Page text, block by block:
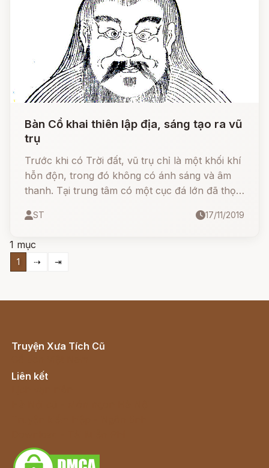
Bàn Cổ khai thiên lập địa, sáng tạo ra vũ
trụ
Trước khi có Trời đất, vũ trụ chỉ là một khối khí
hỗn độn, trong đó không có ánh sáng và âm
thanh. Tại trung tâm có một cục đá lớn đã thọ
thâu được các tính linh thông của vũ trụ mà tạo
ST 17/11/2019
1 mục
1 ⇢ ⇥
Truyện Xưa Tích Cũ
Liên kết